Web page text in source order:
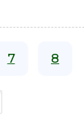
7 8